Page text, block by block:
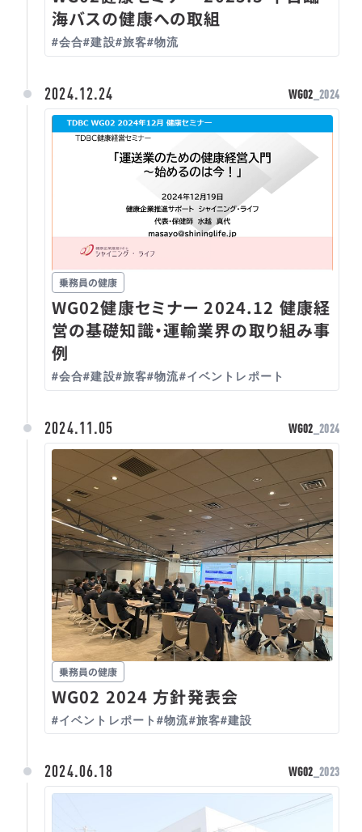
海バスの健康への取組
#会合#建設#旅客#物流
2024.12.24 WG02 _2024
乗務員の健康
WG02健康セミナー 2024.12 健康経
営の基礎知識・運輸業界の取り組み事
例
#会合#建設#旅客#物流#イベントレポート
2024.11.05 WG02 _2024
乗務員の健康
WG02 2024 方針発表会
#イベントレポート#物流#旅客#建設
2024.06.18 WG02 _2023